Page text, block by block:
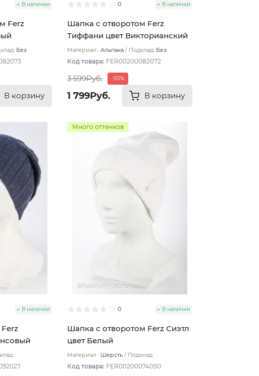
В наличии
Ferz
Без
В корзину
0 В наличии
Шапка с отворотом Ferz
Тиффани цвет Викторианский
красный
Материал : Альпака Подклад: Без
Код товара: FER00200082072
3 599Руб. -50%
1 799Руб. В корзину
В наличии
Много оттенков
0 В наличии
Шапка с отворотом Ferz Сиэтл
цвет Белый
Материал : Шерсть
Подклад:
Код товара: FER00200074050